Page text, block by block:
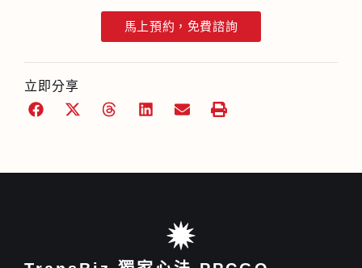
馬上預約，免費諮詢
立即分享